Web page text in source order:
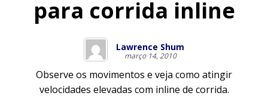
para corrida inline
Lawrence Shum
março 14, 2010
Observe os movimentos e veja como atingir
velocidades elevadas com inline de corrida.